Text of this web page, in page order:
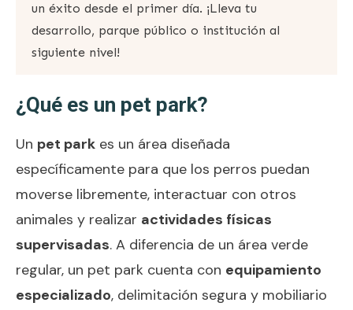
un éxito desde el primer día. ¡Lleva tu
desarrollo, parque público o institución al
siguiente nivel!
¿Qué es un pet park?
Un pet park es un área diseñada
específicamente para que los perros puedan
moverse libremente, interactuar con otros
animales y realizar actividades físicas
supervisadas. A diferencia de un área verde
regular, un pet park cuenta con equipamiento
especializado, delimitación segura y mobiliario